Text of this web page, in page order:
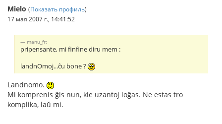
Mielo (Показать профиль)
17 мая 2007 г., 14:41:52
manu_fr:
pripensante, mi finfine diru mem :
landnOmoj...ĉu bone ?
Landnomo.
Mi komprenis ĝis nun, kie uzantoj loĝas. Ne estas tro
komplika, laŭ mi.